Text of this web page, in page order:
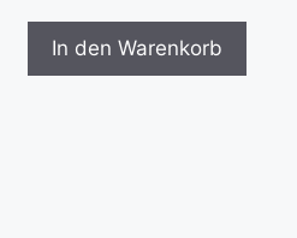
In den Warenkorb